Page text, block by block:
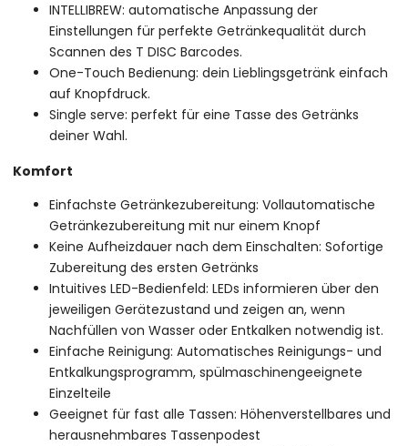
INTELLIBREW: automatische Anpassung der
Einstellungen für perfekte Getränkequalität durch
Scannen des T DISC Barcodes.
One-Touch Bedienung: dein Lieblingsgetränk einfach
auf Knopfdruck.
Single serve: perfekt für eine Tasse des Getränks
deiner Wahl.
Komfort
Einfachste Getränkezubereitung: Vollautomatische
Getränkezubereitung mit nur einem Knopf
Keine Aufheizdauer nach dem Einschalten: Sofortige
Zubereitung des ersten Getränks
Intuitives LED-Bedienfeld: LEDs informieren über den
jeweiligen Gerätezustand und zeigen an, wenn
Nachfüllen von Wasser oder Entkalken notwendig ist.
Einfache Reinigung: Automatisches Reinigungs- und
Entkalkungsprogramm, spülmaschinengeeignete
Einzelteile
Geeignet für fast alle Tassen: Höhenverstellbares und
herausnehmbares Tassenpodest